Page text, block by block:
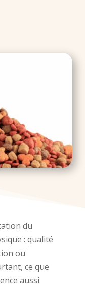
du
: qualité
ou
ce que
aussi